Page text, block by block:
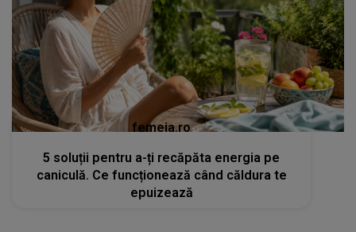
femeia.ro
5 soluții pentru a-ți recăpăta energia pe
caniculă. Ce funcționează când căldura te
epuizează